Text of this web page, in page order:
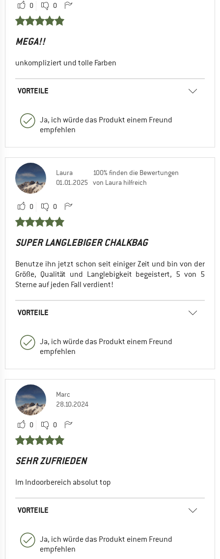
0 0
MEGA!!
unkompliziert und tolle Farben
VORTEILE
Ja, ich würde das Produkt einem Freund
empfehlen
Laura
01.01.2025
100% finden die Bewertungen
von Laura hilfreich
0 0
SUPER LANGLEBIGER CHALKBAG
Benutze ihn jetzt schon seit einiger Zeit und bin von der
Größe, Qualität und Langlebigkeit begeistert, 5 von 5
Sterne auf jeden Fall verdient!
VORTEILE
Ja, ich würde das Produkt einem Freund
empfehlen
Marc
28.10.2024
0 0
SEHR ZUFRIEDEN
Im Indoorbereich absolut top
VORTEILE
Ja, ich würde das Produkt einem Freund
empfehlen